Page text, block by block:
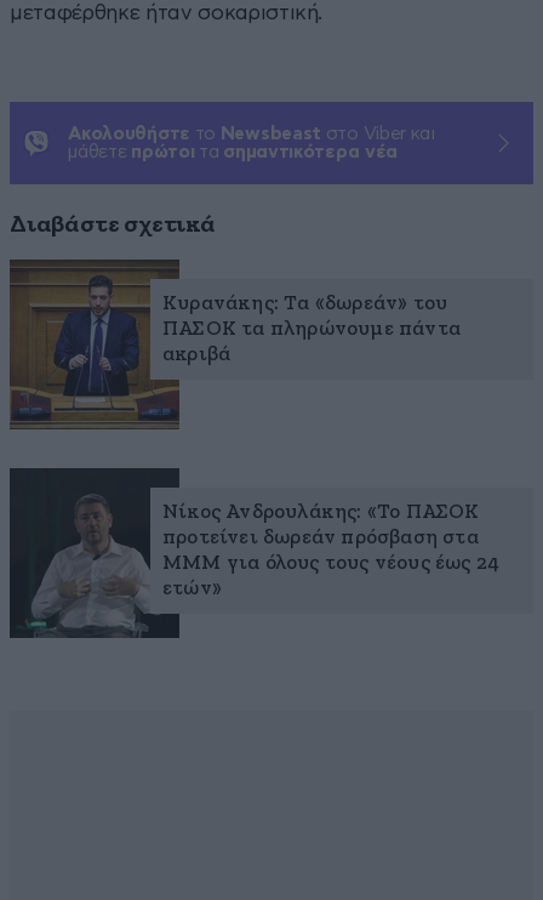
μεταφέρθηκε ήταν σοκαριστική.
Ακολουθήστε το Newsbeast στο Viber και
μάθετε πρώτοι τα σημαντικότερα νέα
Διαβάστε σχετικά
Κυρανάκης: Τα «δωρεάν» του
ΠΑΣΟΚ τα πληρώνουμε πάντα
ακριβά
Νίκος Ανδρουλάκης: «To ΠΑΣΟΚ
προτείνει δωρεάν πρόσβαση στα
ΜΜΜ για όλους τους νέους έως 24
ετών»